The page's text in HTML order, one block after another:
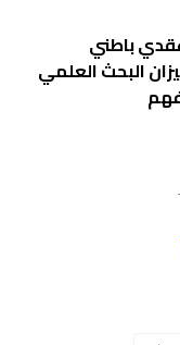
باطني
البحث العلمي